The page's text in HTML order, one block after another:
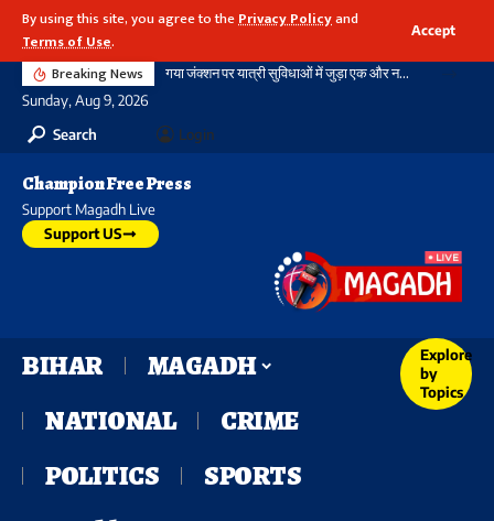
By using this site, you agree to thePrivacy Policyand
Terms of Use.
Accept
Breaking News गया जंक्शन पर यात्री सुविधाओं में जुड़ा एक और नया आयाम, बौद्ध स्तूप आकार की अराइवल बिल्डिंग में एक्सलेटर का शुभारंभ
Sunday, Aug 9, 2026
Search
Login
Champion Free Press
Support Magadh Live
Support US
BIHAR
MAGADH
NATIONAL
CRIME
POLITICS
SPORTS
Explore
by
Topics